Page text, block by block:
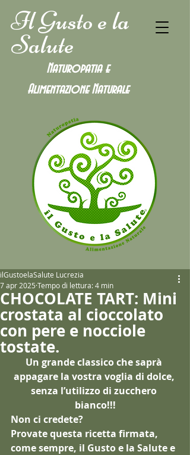
Il Gusto e la
Salute
Naturopatia e
Alimentazione Naturale
CHOCOLATE TART: Mini
crostata al cioccolato
con pere e nocciole
tostate.
ilGustoelaSalute Lucrezia
7 apr 2025 Tempo di lettura: 4 min
Un grande classico che saprà
appagare la vostra voglia di dolce,
senza l’utilizzo di zucchero
bianco!!!
Non ci credete?
Provate questa ricetta firmata,
come sempre, il Gusto e la Salute e